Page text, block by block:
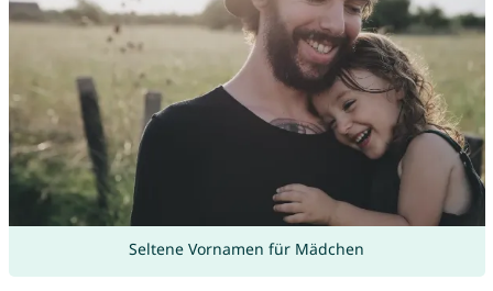
Seltene Vornamen für Mädchen